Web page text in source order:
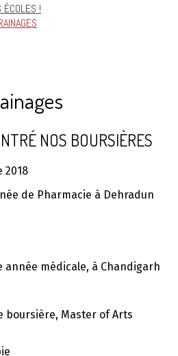
ÉCOLES !
NOS BOURSIÈRES
2018
de Pharmacie à Dehradun
médicale, à Chandigarh
boursière, Master of Arts